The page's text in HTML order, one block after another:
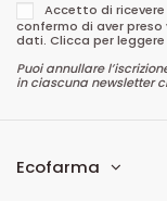
Accetto di
confermo di aver
dati. Clicca per
Puoi annullare
in ciascuna newsletter
Ecofarma